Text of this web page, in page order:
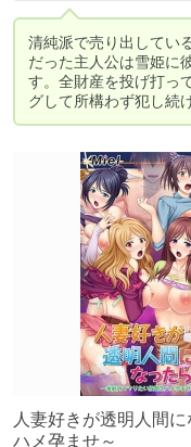
清純派で売り出してい
だった主人公は雪姫に
す。全財産を投げ打っ
グして所構わず犯し続
人妻好きが透明人間
ハメ孕ませ～